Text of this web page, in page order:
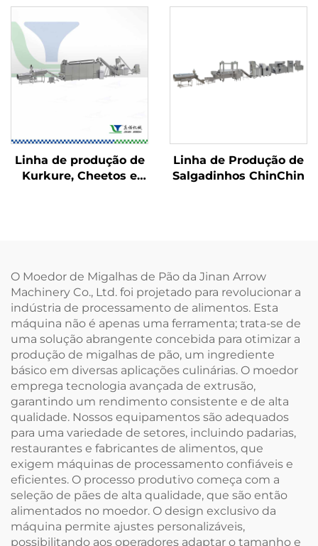
Linha de produção de
Kurkure, Cheetos e
Linha de Produção de
Salgadinhos ChinChin
O Moedor de Migalhas de Pão da Jinan Arrow
Machinery Co., Ltd. foi projetado para revolucionar a
indústria de processamento de alimentos. Esta
máquina não é apenas uma ferramenta; trata-se de
uma solução abrangente concebida para otimizar a
produção de migalhas de pão, um ingrediente
básico em diversas aplicações culinárias. O moedor
emprega tecnologia avançada de extrusão,
garantindo um rendimento consistente e de alta
qualidade. Nossos equipamentos são adequados
para uma variedade de setores, incluindo padarias,
restaurantes e fabricantes de alimentos, que
exigem máquinas de processamento confiáveis e
eficientes. O processo produtivo começa com a
seleção de pães de alta qualidade, que são então
alimentados no moedor. O design exclusivo da
máquina permite ajustes personalizáveis,
possibilitando aos operadores adaptar o tamanho e